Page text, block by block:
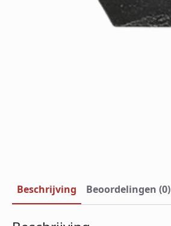
Beschrijving Beoordelingen (0)